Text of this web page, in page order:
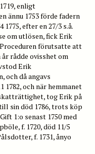
enligt
ännu 1753 förde fadern
efter en 27/3 s.å.
om utlösen, fick Erik
förutsatte att
rådde ovisshet om
Erik
och då angavs
1782, och när hemmanet
tog Erik på
sin död 1786, trots köp
1:o senast 1750 med
f. 1720, död 11/5
f. 1731, ånyo